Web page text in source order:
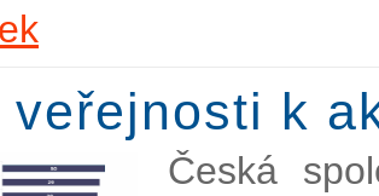
veřejnosti k
Česká